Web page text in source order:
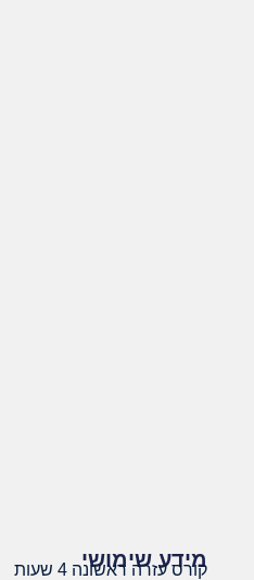
מידע שימושי
קורס עזרה ראשונה 4 שעות